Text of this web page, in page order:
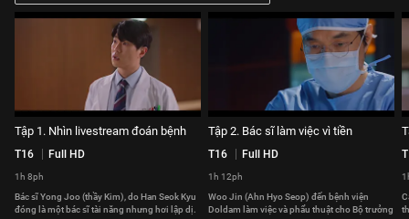
Tập 1. Nhìn livestream đoán bệnh
T16 Full HD
1h 8ph
Bác sĩ Yong Joo (thầy Kim), do Han Seok Kyu
đóng là một bác sĩ tài năng nhưng hơi lập dị.
Tập 2. Bác sĩ làm việc vì tiền
T16 Full HD
1h 12ph
Woo Jin (Ahn Hyo Seop) đến bệnh viện
Doldam làm việc và phẩu thuật cho Bộ trưởng